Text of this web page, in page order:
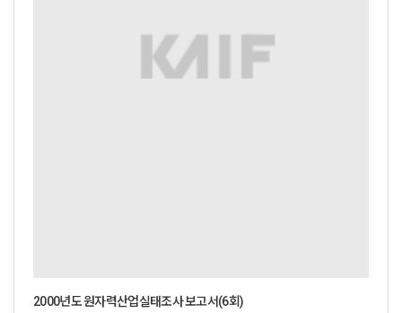
2000년도 원자력산업실태조사 보고서(6회)